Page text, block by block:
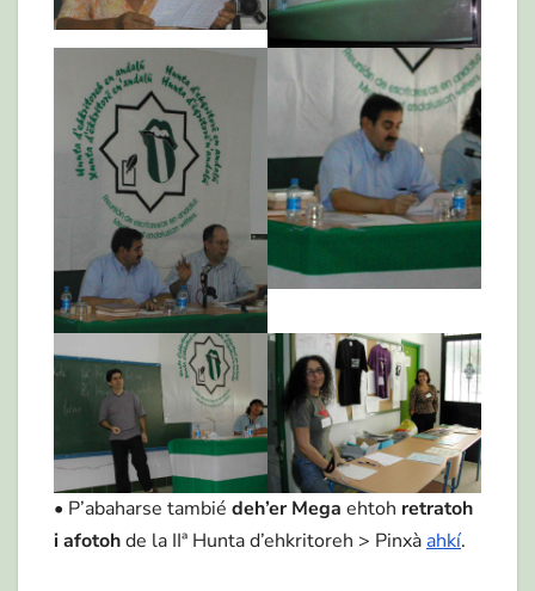
• P’abaharse tambié deh’er Mega ehtoh retratoh
i afotohde la IIª Hunta d’ehkritoreh > Pinxà ahkí.